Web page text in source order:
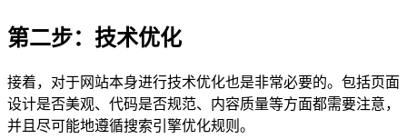
第二步：技术优化
接着，对于网站本身进行技术优化也是非常必要的。包括页面
设计是否美观、代码是否规范、内容质量等方面都需要注意，
并且尽可能地遵循搜索引擎优化规则。